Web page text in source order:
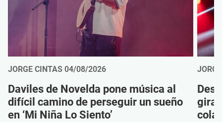
JORGE CINTAS 04/08/2026
Daviles de Novelda pone música al
difícil camino de perseguir un sueño
en ‘Mi Niña Lo Siento’
gira